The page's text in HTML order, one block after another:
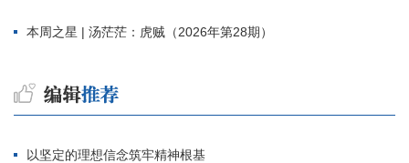
本周之星 | 汤茫茫：虎贼（2026年第28期）
以坚定的理想信念筑牢精神根基